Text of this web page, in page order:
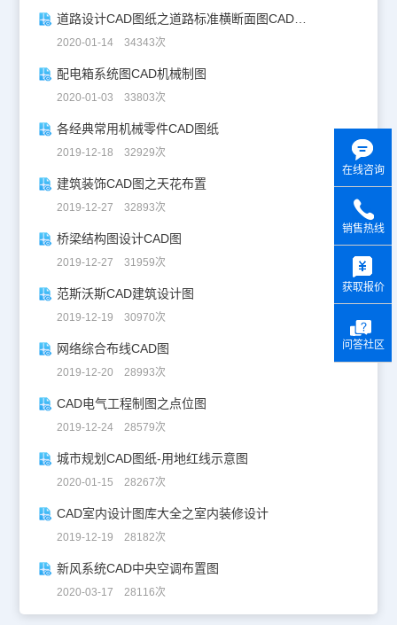
道路设计CAD图纸之道路标准横断面图CAD图纸
2020-01-14 34343次
配电箱系统图CAD机械制图
2020-01-03 33803次
各经典常用机械零件CAD图纸
2019-12-18 32929次
建筑装饰CAD图之天花布置
2019-12-27 32893次
桥梁结构图设计CAD图
2019-12-27 31959次
范斯沃斯CAD建筑设计图
2019-12-19 30970次
网络综合布线CAD图
2019-12-20 28993次
CAD电气工程制图之点位图
2019-12-24 28579次
城市规划CAD图纸-用地红线示意图
2020-01-15 28267次
CAD室内设计图库大全之室内装修设计
2019-12-19 28182次
新风系统CAD中央空调布置图
2020-03-17 28116次
在线咨询
销售热线
获取报价
问答社区